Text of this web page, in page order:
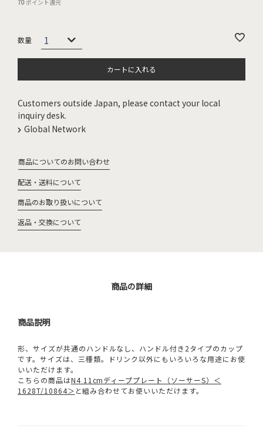
70ポイント還元
カートに入れる
Customers outside Japan, please contact your local
inquiry desk.
Global Network
商品についてのお問い合わせ
配送・送料について
商品のお取り扱いについて
返品・交換について
商品の詳細
商品説明
形、サイズが共通のハンドルなし、ハンドル付き2タイプのカップ
です。サイズは、三種類。ドリンク以外にもいろいろな用途にお使
いいただけます。
こちらの商品はN4 11cmディーププレート（ソーサーS）＜
1628T/10864＞ と組み合わせてお使いいただけます。